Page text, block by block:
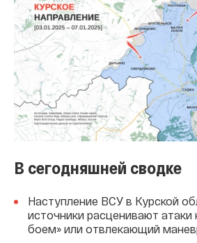
В сегодняшней сводке
Наступление ВСУ в Курской
источники расценивают атаки
боем» или отвлекающий